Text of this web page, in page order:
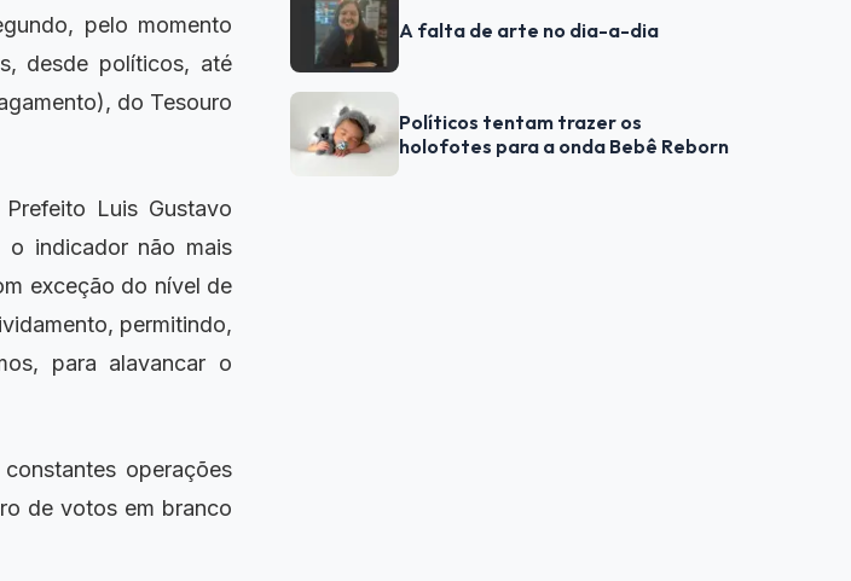
pelo momento
desde políticos, até
do Tesouro
Luis Gustavo
o indicador não mais
exceção do nível de
permitindo,
para alavancar o
operações
de votos em branco
A falta de arte no dia-a-dia
Políticos tentam trazer os
holofotes para a onda Bebê Reborn